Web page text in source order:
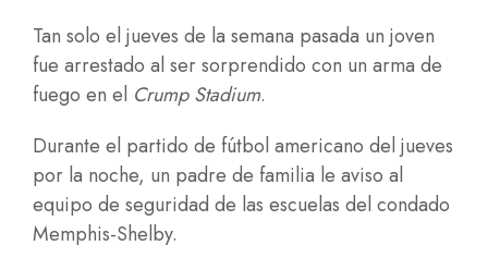
Tan solo el jueves de la semana pasada un joven
fue arrestado al ser sorprendido con un arma de
fuego en el Crump Stadium.
Durante el partido de fútbol americano del jueves
por la noche, un padre de familia le aviso al
equipo de seguridad de las escuelas del condado
Memphis-Shelby.